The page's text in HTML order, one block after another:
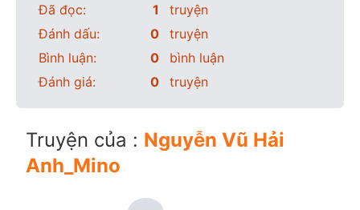
Đã đọc:
1
truyện
Đánh dấu:
0
truyện
Bình luận:
0
bình luận
Đánh giá:
0 truyện
Truyện của : Nguyễn Vũ Hải
Anh_Mino